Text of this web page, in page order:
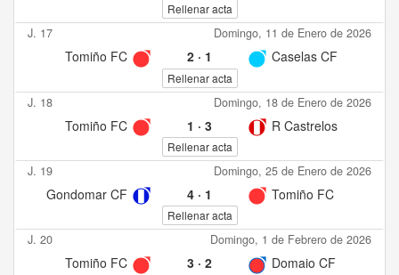
Rellenar acta
J. 17 Domingo, 11 de Enero de 2026
Tomiño FC 2· 1 Caselas CF
Rellenar acta
J. 18 Domingo, 18 de Enero de 2026
Tomiño FC 1 · 3 R Castrelos
Rellenar acta
J. 19 Domingo, 25 de Enero de 2026
Gondomar CF 4· 1 Tomiño FC
Rellenar acta
J. 20 Domingo, 1 de Febrero de 2026
Tomiño FC 3· 2 Domaio CF